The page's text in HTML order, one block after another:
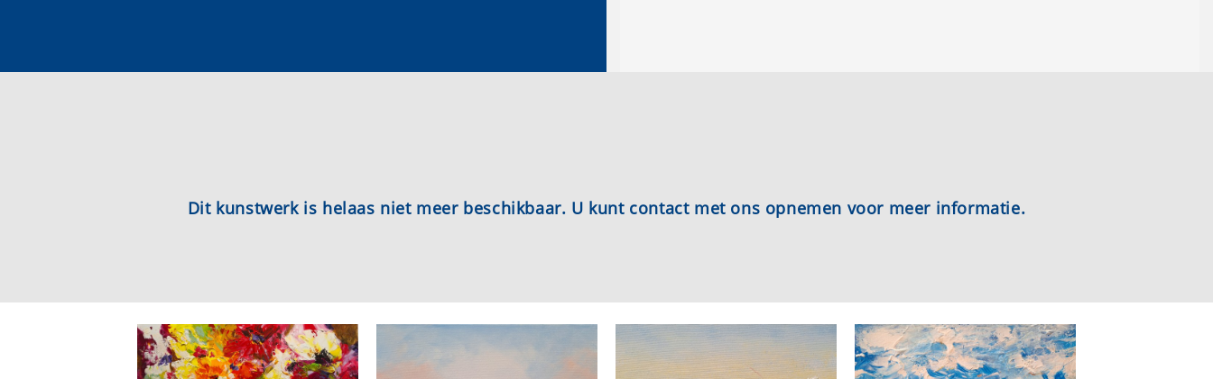
Dit kunstwerk is helaas niet meer beschikbaar. U kunt contact met ons opnemen voor meer informatie.